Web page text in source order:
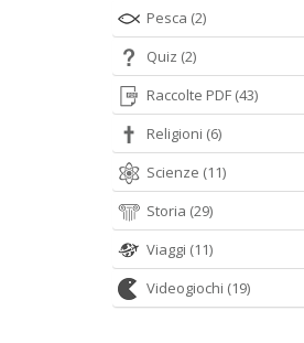
Pesca (2)
Quiz (2)
Raccolte PDF (43)
Religioni (6)
Scienze (11)
Storia (29)
Viaggi (11)
Videogiochi (19)